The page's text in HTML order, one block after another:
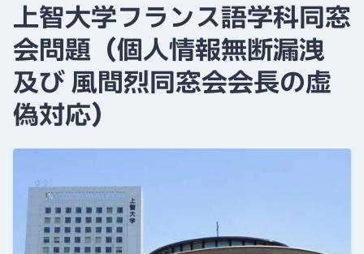
上智大学フランス語学科同窓
会問題（個人情報無断漏洩
及び 風間烈同窓会会長の虚
偽対応）